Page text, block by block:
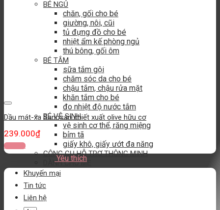
BÉ NGỦ
chăn, gối cho bé
giường, nôi, cũi
tủ đựng đồ cho bé
nhiệt ẩm kế phòng ngủ
thú bông, gối ôm
BÉ TẮM
sữa tắm gội
chăm sóc da cho bé
chậu tắm, chậu rửa mặt
khăn tắm cho bé
đo nhiệt độ nước tắm
BÉ VỆ SINH
vệ sinh cơ thể, răng miệng
bỉm tã
giấy khô, giấy ướt đa năng
CÔNG CỤ HỖ TRỢ THÔNG MINH
DÀNH CHO MẸ
Khuyến mại
Tin tức
Liên hệ
Dầu mát-xa Sanosan chiết xuất olive hữu cơ
239.000₫
Đọc tiếp
Yêu thích